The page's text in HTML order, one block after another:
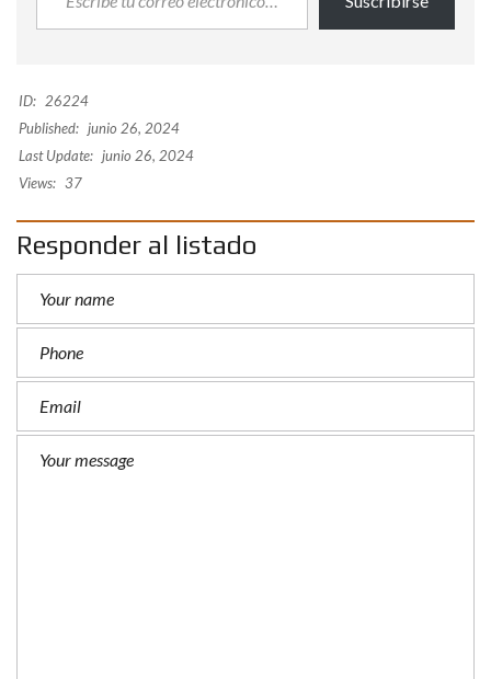
ID: 26224
Published: junio 26, 2024
Last Update: junio 26, 2024
Views: 37
Responder al listado